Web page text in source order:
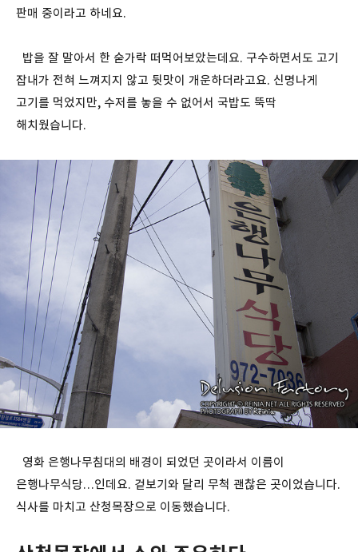
판매 중이라고 하네요.
밥을 잘 말아서 한 숟가락 떠먹어보았는데요. 구수하면서도 고기
잡내가 전혀 느껴지지 않고 뒷맛이 개운하더라고요. 신명나게
고기를 먹었지만, 수저를 놓을 수 없어서 국밥도 뚝딱
해치웠습니다.
영화 은행나무침대의 배경이 되었던 곳이라서 이름이
은행나무식당…인데요. 겉보기와 달리 무척 괜찮은 곳이었습니다.
식사를 마치고 산청목장으로 이동했습니다.